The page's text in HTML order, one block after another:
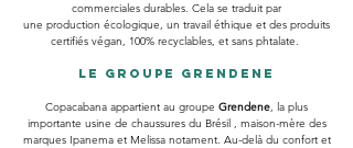
commerciales durables. Cela se traduit par
une production écologique, un travail éthique et des produits
certifiés végan, 100% recyclables, et sans phtalate.
Le groupe Grendene
Copacabana appartient au groupe Grendene, la plus
importante usine de chaussures du Brésil , maison-mère des
marques Ipanema et Melissa notament. Au-delà du confort et